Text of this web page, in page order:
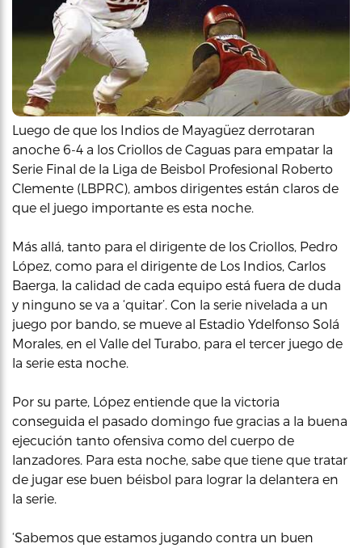
Luego de que los Indios de Mayagüez derrotaran
anoche 6-4 a los Criollos de Caguas para empatar la
Serie Final de la Liga de Beisbol Profesional Roberto
Clemente (LBPRC), ambos dirigentes están claros de
que el juego importante es esta noche.
Más allá, tanto para el dirigente de los Criollos, Pedro
López, como para el dirigente de Los Indios, Carlos
Baerga, la calidad de cada equipo está fuera de duda
y ninguno se va a ‘quitar’. Con la serie nivelada a un
juego por bando, se mueve al Estadio Ydelfonso Solá
Morales, en el Valle del Turabo, para el tercer juego de
la serie esta noche.
Por su parte, López entiende que la victoria
conseguida el pasado domingo fue gracias a la buena
ejecución tanto ofensiva como del cuerpo de
lanzadores. Para esta noche, sabe que tiene que tratar
de jugar ese buen béisbol para lograr la delantera en
la serie.
‘Sabemos que estamos jugando contra un buen